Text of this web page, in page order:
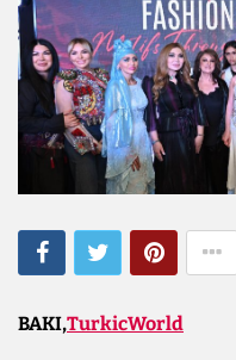
BAKI,TurkicWorld